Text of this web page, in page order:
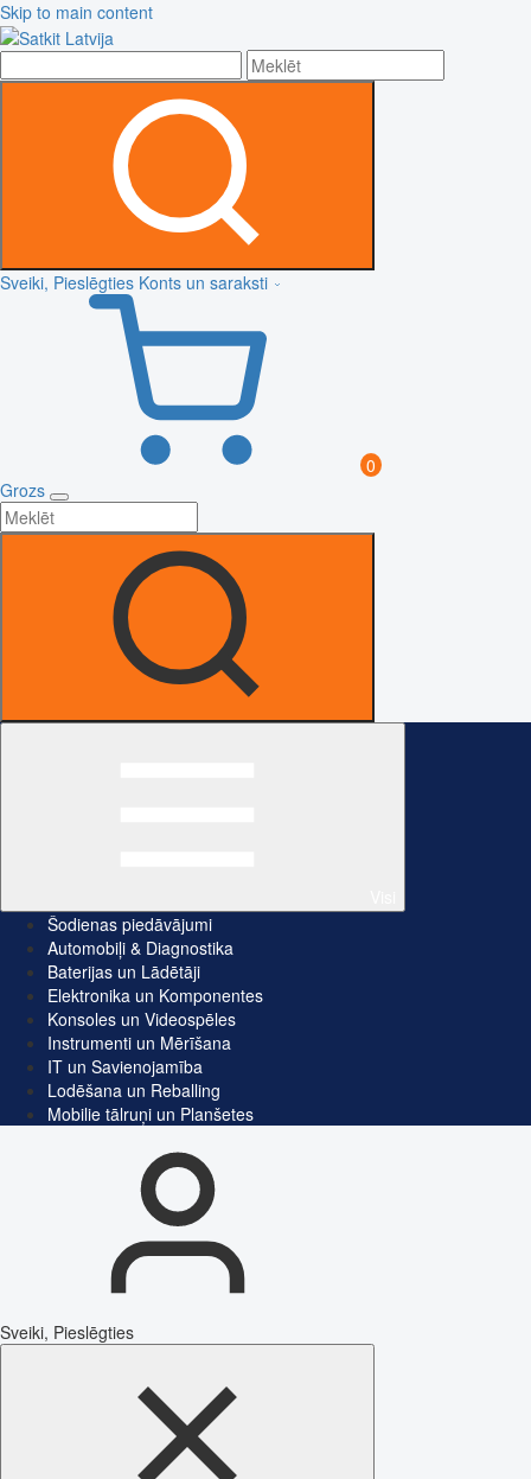
Skip to main content
Sveiki, Pieslēgties Konts un saraksti
0
Grozs
Šodienas piedāvājumi
Automobiļi & Diagnostika
Baterijas un Lādētāji
Elektronika un Komponentes
Konsoles un Videospēles
Instrumenti un Mērīšana
IT un Savienojamība
Lodēšana un Reballing
Mobilie tālruņi un Planšetes
Sveiki, Pieslēgties